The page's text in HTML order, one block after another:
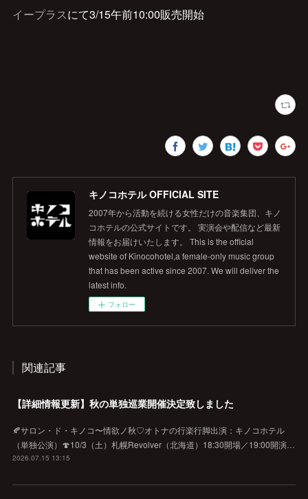
イープラスにて3/15午前10:00販売開始
キノコホテル OFFICIAL SITE
2007年から活動を続ける女性だけの音楽集団、キノ
コホテルの公式サイトです。 実演会や配信など最新
情報をお届けいたします。 This is the official
website of Kinocohotel,a female-only music group
that has been active since 2007. We will deliver the
latest info.
フォロー
関連記事
【詳細情報更新】秋の単独巡業開催決定致しました
🍂サロン・ド・キノコ〜情欲ノ秋♡オトナの行楽行脚出演：キノコホテル
（単独公演）🍄10/3（土）札幌Revolver（北海道）18:30開場／19:00開演…
2026.07.15 13:15